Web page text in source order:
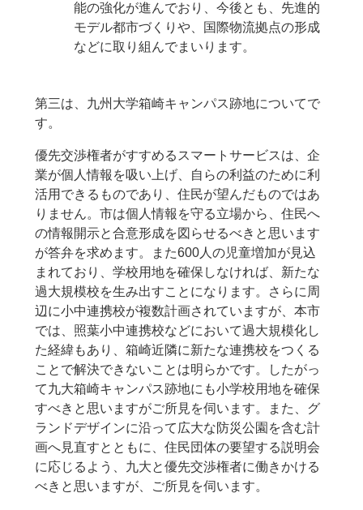
能の強化が進んでおり、今後とも、先進的
モデル都市づくりや、国際物流拠点の形成
などに取り組んでまいります。
第三は、九州大学箱崎キャンパス跡地についてで
す。
優先交渉権者がすすめるスマートサービスは、企
業が個人情報を吸い上げ、自らの利益のために利
活用できるものであり、住民が望んだものではあ
りません。市は個人情報を守る立場から、住民へ
の情報開示と合意形成を図らせるべきと思います
が答弁を求めます。また600人の児童増加が見込
まれており、学校用地を確保しなければ、新たな
過大規模校を生み出すことになります。さらに周
辺に小中連携校が複数計画されていますが、本市
では、照葉小中連携校などにおいて過大規模化し
た経緯もあり、箱崎近隣に新たな連携校をつくる
ことで解決できないことは明らかです。したがっ
て九大箱崎キャンパス跡地にも小学校用地を確保
すべきと思いますがご所見を伺います。また、グ
ランドデザインに沿って広大な防災公園を含む計
画へ見直すとともに、住民団体の要望する説明会
に応じるよう、九大と優先交渉権者に働きかける
べきと思いますが、ご所見を伺います。